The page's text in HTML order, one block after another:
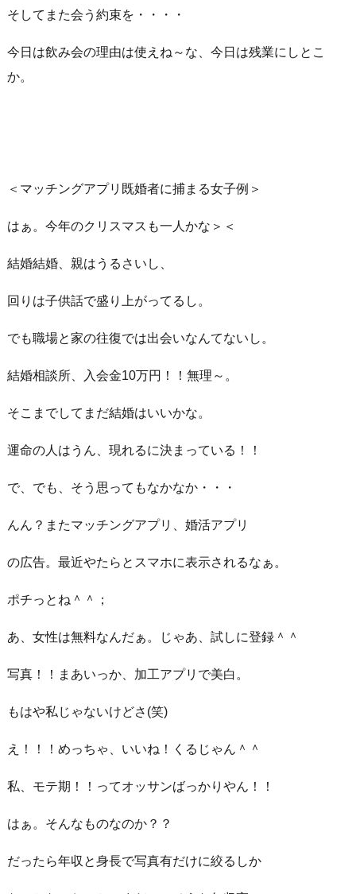
そしてまた会う約束を・・・・
今日は飲み会の理由は使えね～な、今日は残業にしとこ
か。
＜マッチングアプリ既婚者に捕まる女子例＞
はぁ。今年のクリスマスも一人かな＞＜
結婚結婚、親はうるさいし、
回りは子供話で盛り上がってるし。
でも職場と家の往復では出会いなんてないし。
結婚相談所、入会金10万円！！無理～。
そこまでしてまだ結婚はいいかな。
運命の人はうん、現れるに決まっている！！
で、でも、そう思ってもなかなか・・・
んん？またマッチングアプリ、婚活アプリ
の広告。最近やたらとスマホに表示されるなぁ。
ポチっとね＾＾；
あ、女性は無料なんだぁ。じゃあ、試しに登録＾＾
写真！！まあいっか、加工アプリで美白。
もはや私じゃないけどさ(笑)
え！！！めっちゃ、いいね！くるじゃん＾＾
私、モテ期！！ってオッサンばっかりやん！！
はぁ。そんなものなのか？？
だったら年収と身長で写真有だけに絞るしか